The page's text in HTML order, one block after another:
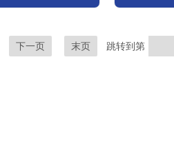
下一页 末页 跳转到第